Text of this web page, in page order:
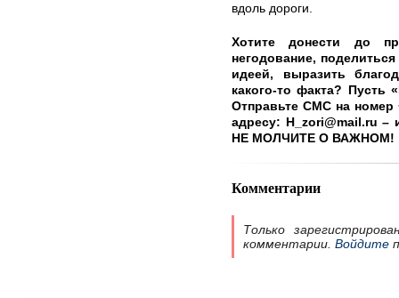
вдоль дороги.
Хотите донести до
негодование,
идеей, выразить
какого-то факта?
Отправьте СМС на номер
адресу: H_zori@mail.ru –
НЕ МОЛЧИТЕ О ВАЖНОМ!
Комментарии
Только
комментарии. Войдите